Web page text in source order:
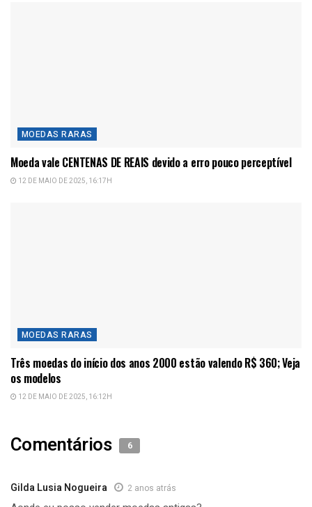
MOEDAS RARAS
Moeda vale CENTENAS DE REAIS devido a erro pouco perceptível
12 DE MAIO DE 2025, 16:17H
MOEDAS RARAS
Três moedas do início dos anos 2000 estão valendo R$ 360; Veja
os modelos
12 DE MAIO DE 2025, 16:12H
Comentários 6
Gilda Lusia Nogueira 2 anos atrás